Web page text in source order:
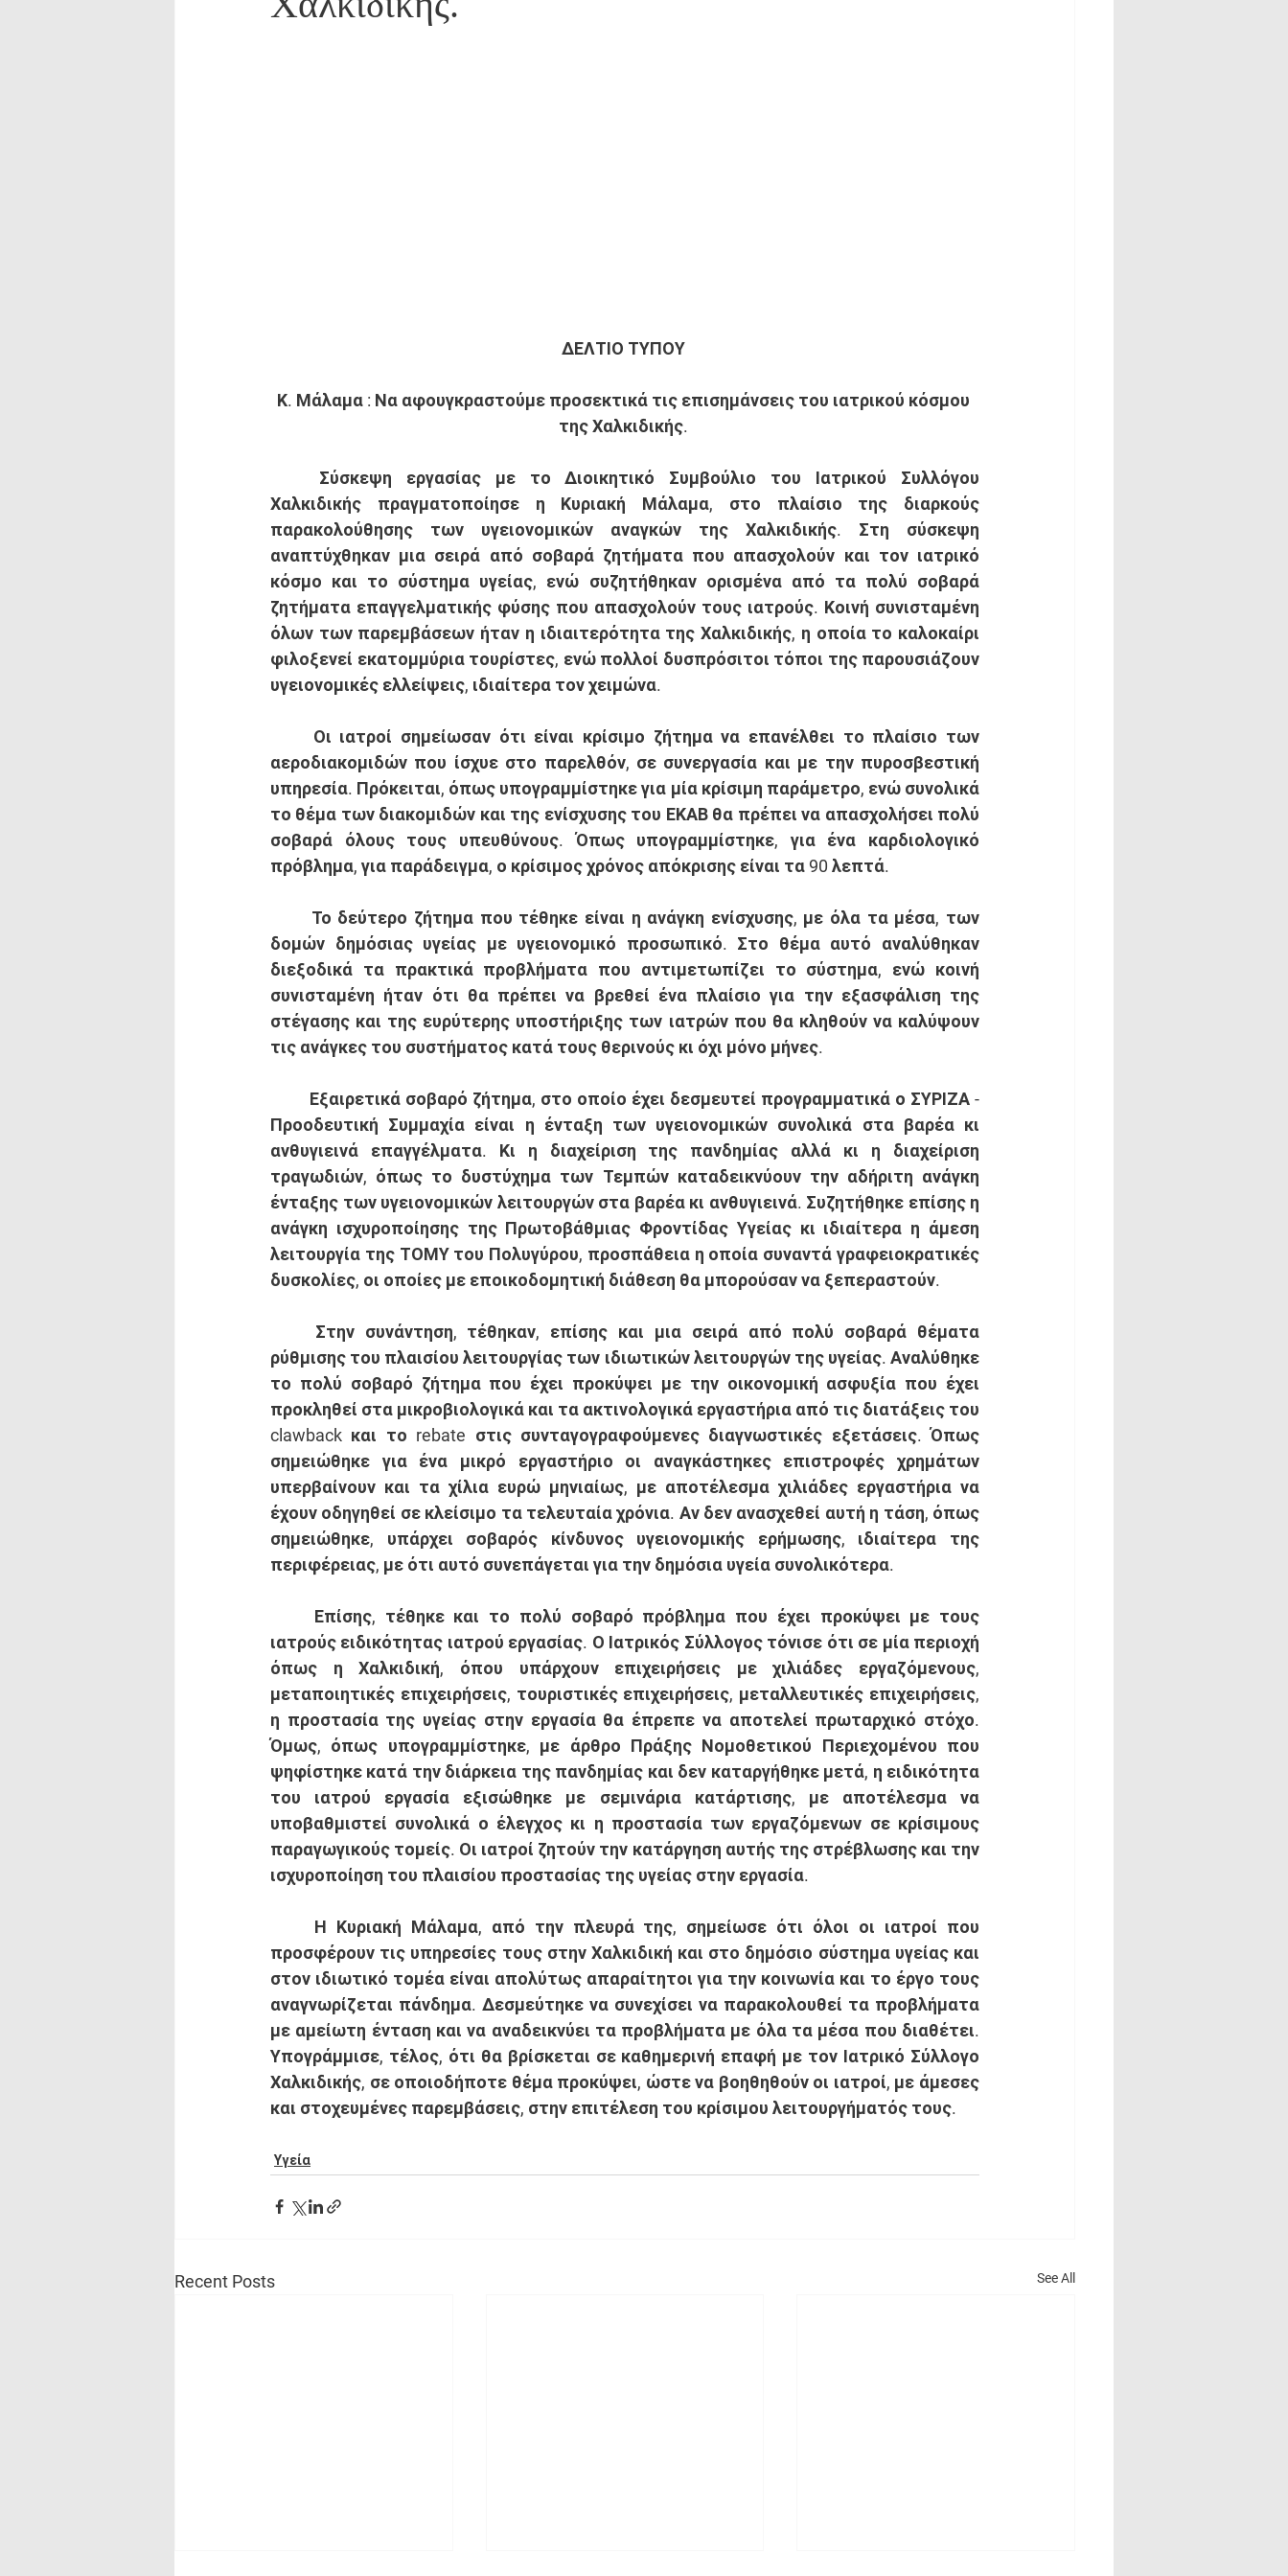
ΔΕΛΤΙΟ ΤΥΠΟΥ
Κ. Μάλαμα : Να αφουγκραστούμε προσεκτικά τις επισημάνσεις του ιατρικού κόσμου
της Χαλκιδικής.
Χαλκιδικής πραγματοποίησε η Κυριακή Μάλαμα, στο πλαίσιο της διαρκούς
παρακολούθησης των υγειονομικών αναγκών της Χαλκιδικής. Στη σύσκεψη
αναπτύχθηκαν μια σειρά από σοβαρά ζητήματα που απασχολούν και τον ιατρικό
κόσμο και το σύστημα υγείας, ενώ συζητήθηκαν ορισμένα από τα πολύ σοβαρά
ζητήματα επαγγελματικής φύσης που απασχολούν τους ιατρούς. Κοινή συνισταμένη
όλων των παρεμβάσεων ήταν η ιδιαιτερότητα της Χαλκιδικής, η οποία το καλοκαίρι
φιλοξενεί εκατομμύρια τουρίστες, ενώ πολλοί δυσπρόσιτοι τόποι της παρουσιάζουν
υγειονομικές ελλείψεις, ιδιαίτερα τον χειμώνα.
αεροδιακομιδών που ίσχυε στο παρελθόν, σε συνεργασία και με την πυροσβεστική
υπηρεσία. Πρόκειται, όπως υπογραμμίστηκε για μία κρίσιμη παράμετρο, ενώ συνολικά
το θέμα των διακομιδών και της ενίσχυσης του ΕΚΑΒ θα πρέπει να απασχολήσει πολύ
σοβαρά όλους τους υπευθύνους. Όπως υπογραμμίστηκε, για ένα καρδιολογικό
πρόβλημα, για παράδειγμα, ο κρίσιμος χρόνος απόκρισης είναι τα 90 λεπτά.
δομών δημόσιας υγείας με υγειονομικό προσωπικό. Στο θέμα αυτό αναλύθηκαν
διεξοδικά τα πρακτικά προβλήματα που αντιμετωπίζει το σύστημα, ενώ κοινή
συνισταμένη ήταν ότι θα πρέπει να βρεθεί ένα πλαίσιο για την εξασφάλιση της
στέγασης και της ευρύτερης υποστήριξης των ιατρών που θα κληθούν να καλύψουν
τις ανάγκες του συστήματος κατά τους θερινούς κι όχι μόνο μήνες.
Προοδευτική Συμμαχία είναι η ένταξη των υγειονομικών συνολικά στα βαρέα κι
ανθυγιεινά επαγγέλματα. Κι η διαχείριση της πανδημίας αλλά κι η διαχείριση
τραγωδιών, όπως το δυστύχημα των Τεμπών καταδεικνύουν την αδήριτη ανάγκη
ένταξης των υγειονομικών λειτουργών στα βαρέα κι ανθυγιεινά. Συζητήθηκε επίσης η
ανάγκη ισχυροποίησης της Πρωτοβάθμιας Φροντίδας Υγείας κι ιδιαίτερα η άμεση
λειτουργία της ΤΟΜΥ του Πολυγύρου, προσπάθεια η οποία συναντά γραφειοκρατικές
δυσκολίες, οι οποίες με εποικοδομητική διάθεση θα μπορούσαν να ξεπεραστούν.
ρύθμισης του πλαισίου λειτουργίας των ιδιωτικών λειτουργών της υγείας. Αναλύθηκε
το πολύ σοβαρό ζήτημα που έχει προκύψει με την οικονομική ασφυξία που έχει
προκληθεί στα μικροβιολογικά και τα ακτινολογικά εργαστήρια από τις διατάξεις του
clawback και το rebate στις συνταγογραφούμενες διαγνωστικές εξετάσεις. Όπως
σημειώθηκε για ένα μικρό εργαστήριο οι αναγκάστηκες επιστροφές χρημάτων
υπερβαίνουν και τα χίλια ευρώ μηνιαίως, με αποτέλεσμα χιλιάδες εργαστήρια να
έχουν οδηγηθεί σε κλείσιμο τα τελευταία χρόνια. Αν δεν ανασχεθεί αυτή η τάση, όπως
σημειώθηκε, υπάρχει σοβαρός κίνδυνος υγειονομικής ερήμωσης, ιδιαίτερα της
περιφέρειας, με ότι αυτό συνεπάγεται για την δημόσια υγεία συνολικότερα.
ιατρούς ειδικότητας ιατρού εργασίας. Ο Ιατρικός Σύλλογος τόνισε ότι σε μία περιοχή
όπως η Χαλκιδική, όπου υπάρχουν επιχειρήσεις με χιλιάδες εργαζόμενους,
μεταποιητικές επιχειρήσεις, τουριστικές επιχειρήσεις, μεταλλευτικές επιχειρήσεις,
η προστασία της υγείας στην εργασία θα έπρεπε να αποτελεί πρωταρχικό στόχο.
Όμως, όπως υπογραμμίστηκε, με άρθρο Πράξης Νομοθετικού Περιεχομένου που
ψηφίστηκε κατά την διάρκεια της πανδημίας και δεν καταργήθηκε μετά, η ειδικότητα
του ιατρού εργασία εξισώθηκε με σεμινάρια κατάρτισης, με αποτέλεσμα να
υποβαθμιστεί συνολικά ο έλεγχος κι η προστασία των εργαζόμενων σε κρίσιμους
παραγωγικούς τομείς. Οι ιατροί ζητούν την κατάργηση αυτής της στρέβλωσης και την
ισχυροποίηση του πλαισίου προστασίας της υγείας στην εργασία.
προσφέρουν τις υπηρεσίες τους στην Χαλκιδική και στο δημόσιο σύστημα υγείας και
στον ιδιωτικό τομέα είναι απολύτως απαραίτητοι για την κοινωνία και το έργο τους
αναγνωρίζεται πάνδημα. Δεσμεύτηκε να συνεχίσει να παρακολουθεί τα προβλήματα
με αμείωτη ένταση και να αναδεικνύει τα προβλήματα με όλα τα μέσα που διαθέτει.
Υπογράμμισε, τέλος, ότι θα βρίσκεται σε καθημερινή επαφή με τον Ιατρικό Σύλλογο
Χαλκιδικής, σε οποιοδήποτε θέμα προκύψει, ώστε να βοηθηθούν οι ιατροί, με άμεσες
και στοχευμένες παρεμβάσεις, στην επιτέλεση του κρίσιμου λειτουργήματός τους.
Υγεία
Recent Posts See All